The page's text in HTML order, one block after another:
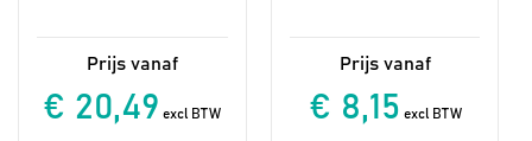
€ 20,49 excl BTW € 8,15 excl BTW